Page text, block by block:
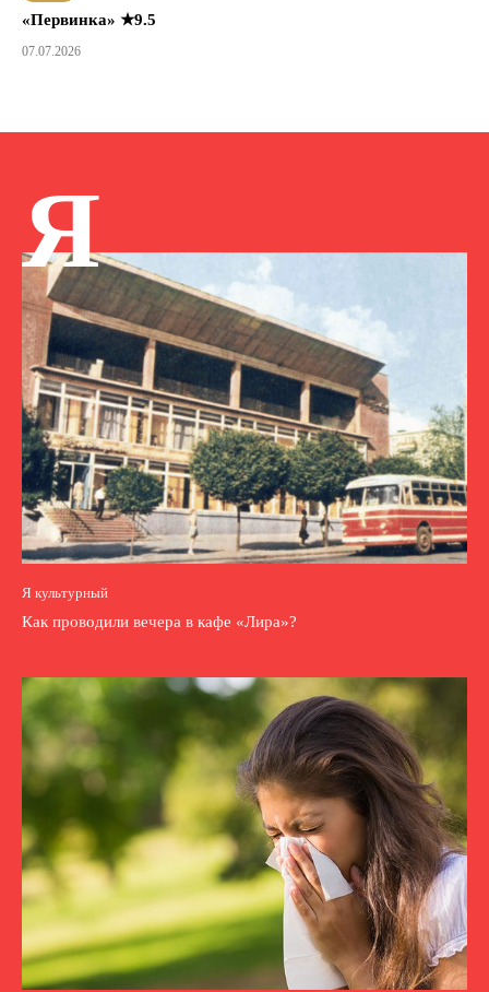
«Первинка» ★9.5
07.07.2026
Я
Я культурный
Как проводили вечера в кафе «Лира»?